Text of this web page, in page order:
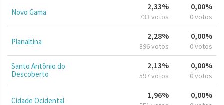
Novo Gama
2,33%
733 votos
0,00%
0 votos
Planaltina
2,28%
896 votos
0,00%
0 votos
Santo Antônio do
Descoberto
2,13%
597 votos
0,00%
0 votos
Cidade Ocidental
1,96% 0,00%